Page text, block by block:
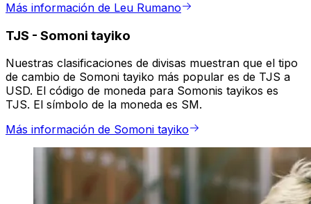
Más información de Leu Rumano
TJS - Somoni tayiko
Nuestras clasificaciones de divisas muestran que el tipo
de cambio de Somoni tayiko más popular es de TJS a
USD. El código de moneda para Somonis tayikos es
TJS. El símbolo de la moneda es SM.
Más información de Somoni tayiko